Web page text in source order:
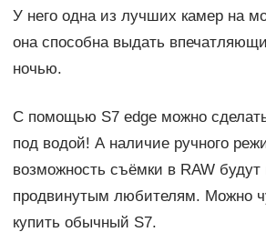
У него одна из лучших камер на
она способна выдать
ночью.
С помощью S7 edge можно
под водой! А наличие ручного
возможность съёмки в RAW будут
продвинутым любителям. Можно
купить обычный S7.